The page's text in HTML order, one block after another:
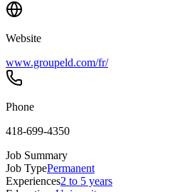
Website
www.groupeld.com/fr/
Phone
418-699-4350
Job Summary
Job TypePermanent
Experiences2 to 5 years